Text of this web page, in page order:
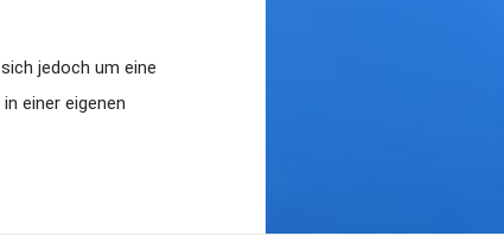
jedoch um eine
einer eigenen